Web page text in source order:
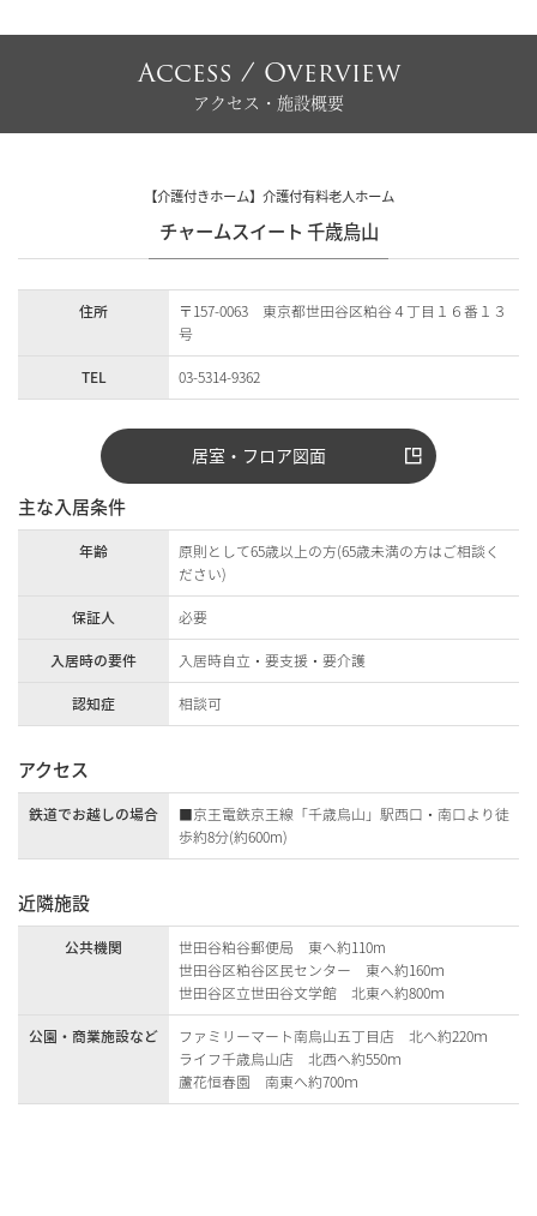
Access / Overview
アクセス・施設概要
【介護付きホーム】介護付有料老人ホーム
チャームスイート 千歳烏山
住所
〒157-0063 東京都世田谷区粕谷４丁目１６番１３
号
TEL
03-5314-9362
居室・フロア図面
主な入居条件
年齢
原則として65歳以上の方(65歳未満の方はご相談く
ださい)
保証人
必要
入居時の要件
入居時自立・要支援・要介護
認知症
相談可
アクセス
鉄道でお越しの場合
■京王電鉄京王線「千歳烏山」駅西口・南口より徒
歩約8分(約600m)
近隣施設
公共機関
世田谷粕谷郵便局 東へ約110m
世田谷区粕谷区民センター 東へ約160ｍ
世田谷区立世田谷文学館 北東へ約800ｍ
公園・商業施設など
ファミリーマート南烏山五丁目店 北へ約220ｍ
ライフ千歳烏山店 北西へ約550ｍ
蘆花恒春園 南東へ約700ｍ